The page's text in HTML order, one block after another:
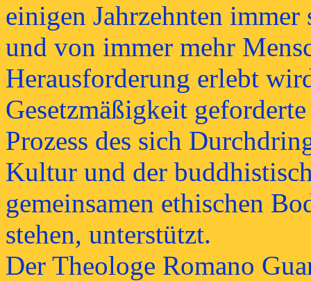
einigen Jahrzehnten
und von immer mehr
Herausforderung erlebt
Gesetzmäßigkeit
Prozess des sich
Kultur und der
gemeinsamen ethischen
stehen, unterstützt.
Der Theologe Romano